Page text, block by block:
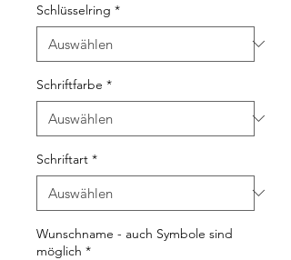
Schlüsselring *
Schriftfarbe *
Schriftart *
Wunschname - auch Symbole sind
möglich *